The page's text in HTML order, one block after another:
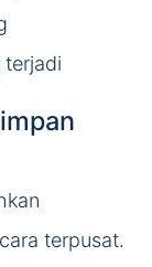
terjadi
terpusat.